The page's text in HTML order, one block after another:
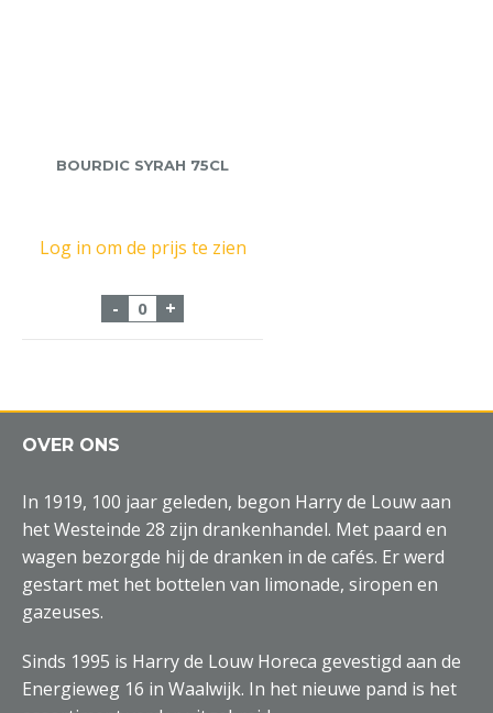
BOURDIC SYRAH 75CL
Log in om de prijs te zien
- Bourdic Syrah 75cl aantal
+
OVER ONS
In 1919, 100 jaar geleden, begon Harry de Louw aan
het Westeinde 28 zijn drankenhandel. Met paard en
wagen bezorgde hij de dranken in de cafés. Er werd
gestart met het bottelen van limonade, siropen en
gazeuses.
Sinds 1995 is Harry de Louw Horeca gevestigd aan de
Energieweg 16 in Waalwijk. In het nieuwe pand is het